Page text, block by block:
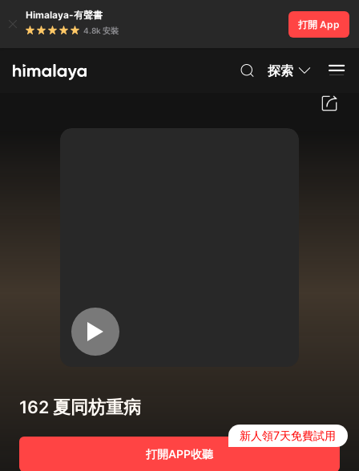
Himalaya-有聲書
4.8k 安裝
打開 App
探索
162 夏同枋重病
打開APP收聽
新人領7天免費試用